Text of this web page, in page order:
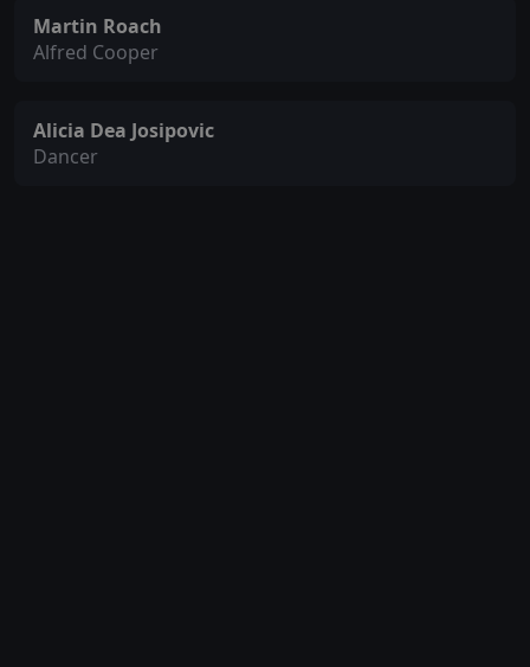
Martin Roach
Alfred Cooper
Alicia Dea Josipovic
Dancer